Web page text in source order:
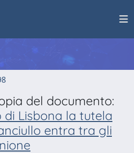
del documento:
di Lisbona la tutela
entra tra gli